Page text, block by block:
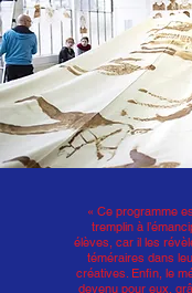
« Ce programme
tremplin à
élèves, car il les
téméraires dans
créatives. Enfin, le
devenu pour eux,